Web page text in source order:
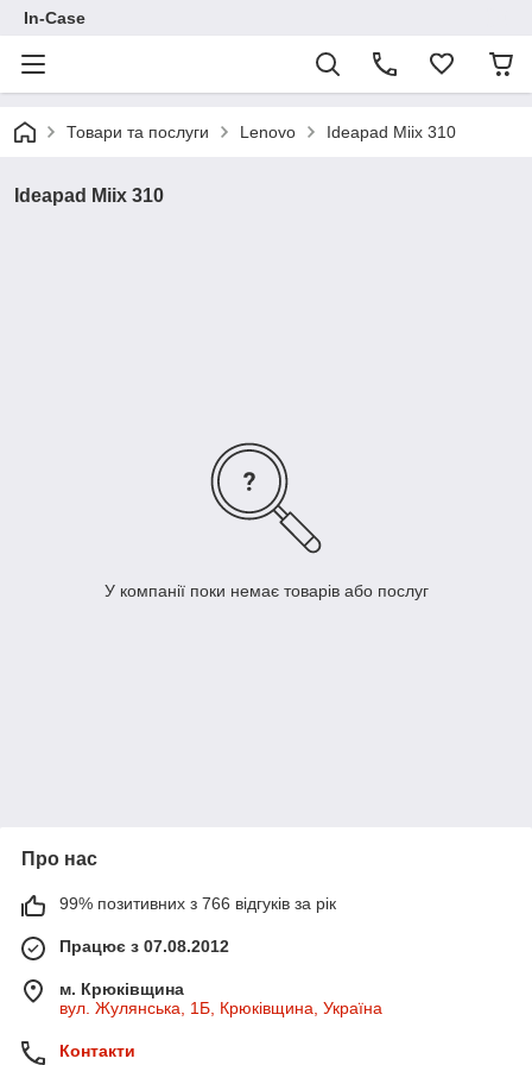
In-Case
Товари та послуги Lenovo Ideapad Miix 310
Ideapad Miix 310
У компанії поки немає товарів або послуг
Про нас
99% позитивних з 766 відгуків за рік
Працює з 07.08.2012
м. Крюківщина
вул. Жулянська, 1Б, Крюківщина, Україна
Контакти